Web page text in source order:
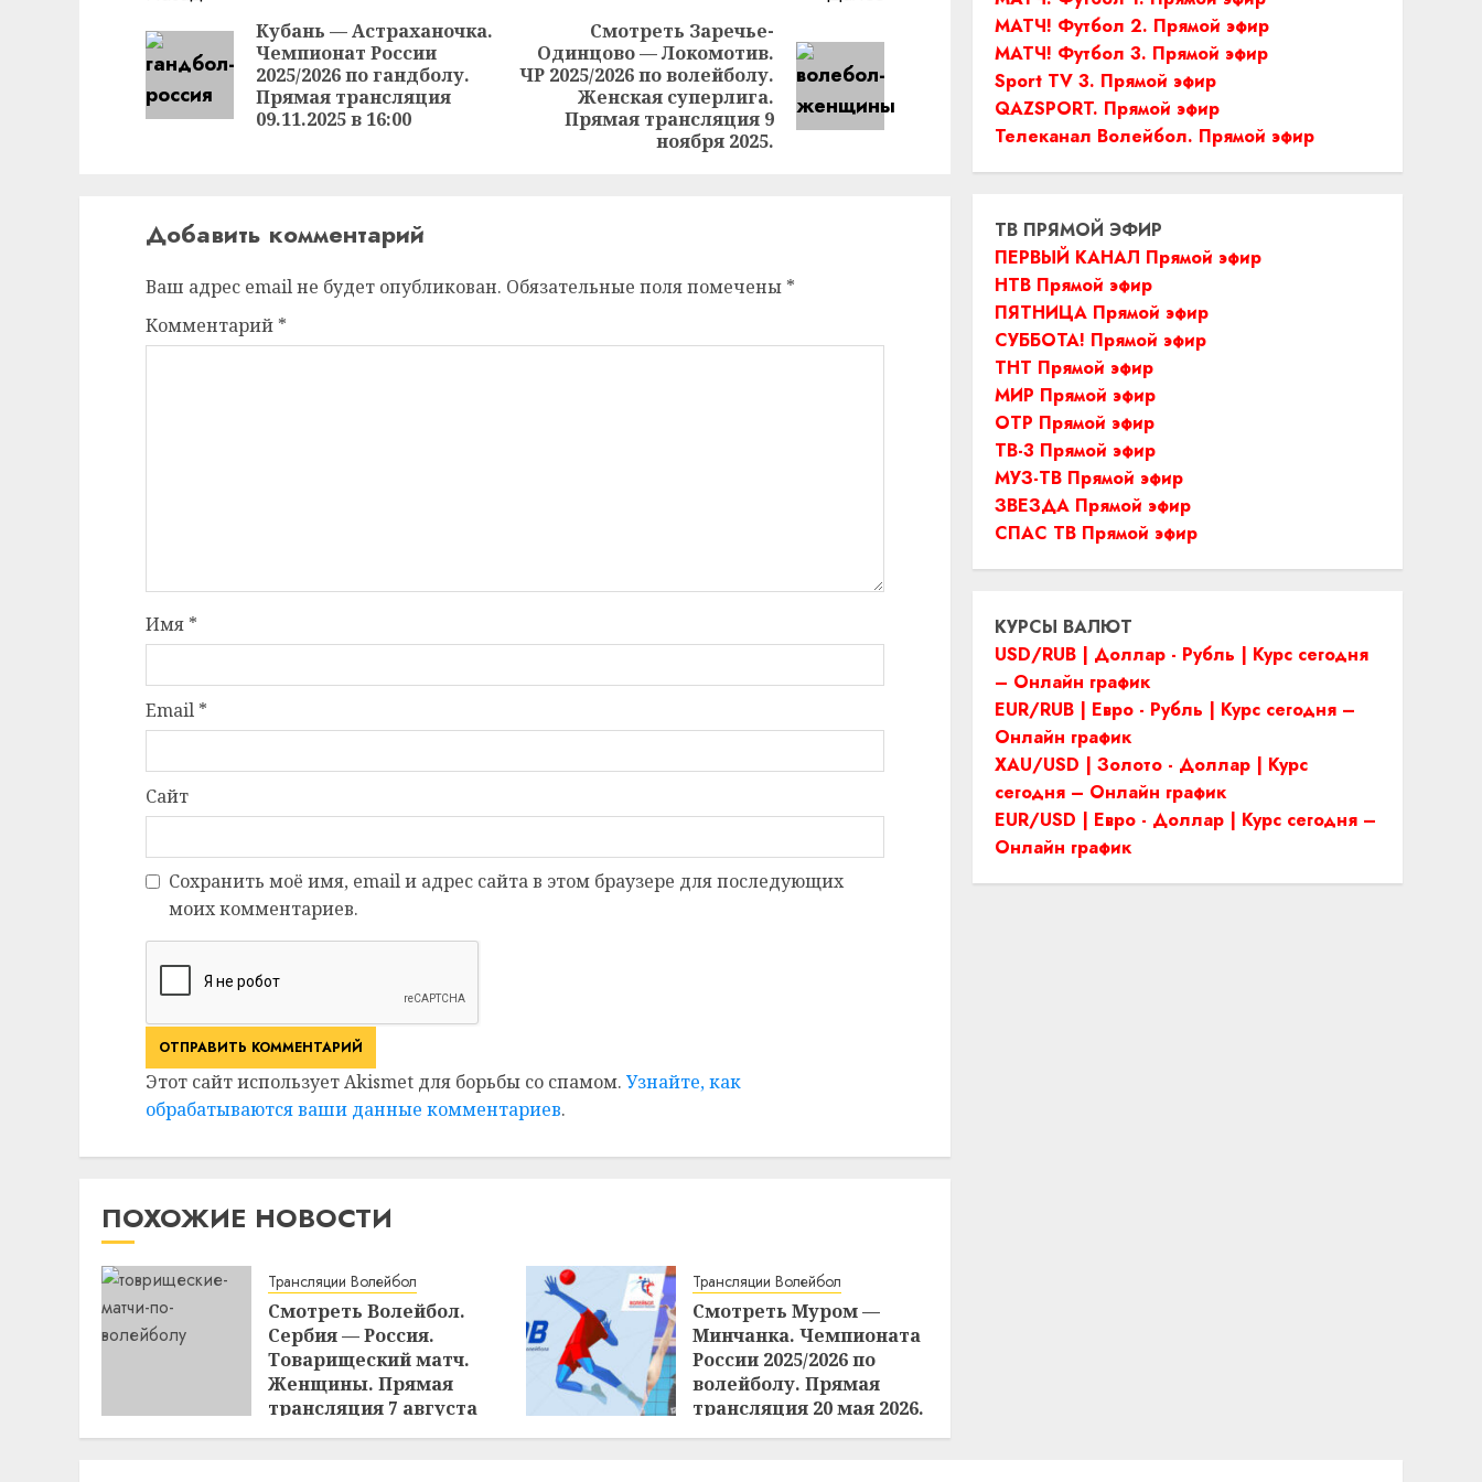
чтение
Предыдущая
запись:
Кубань — Астраханочка.
Чемпионат России
2025/2026 по гандболу.
Прямая трансляция
09.11.2025 в 16:00
Следующая
запись:
Смотреть Заречье-
Одинцово — Локомотив.
ЧР 2025/2026 по волейболу.
Женская суперлига.
Прямая трансляция 9
ноября 2025.
Добавить комментарий
Ваш адрес email не будет опубликован. Обязательные поля помечены *
Комментарий *
Имя *
Email *
Сайт
Сохранить моё имя, email и адрес сайта в этом браузере для последующих
моих комментариев.
Этот сайт использует Akismet для борьбы со спамом. Узнайте, как
обрабатываются ваши данные комментариев.
ПОХОЖИЕ НОВОСТИ
Трансляции Волейбол
Смотреть Волейбол.
Сербия — Россия.
Товарищеский матч.
Женщины. Прямая
трансляция 7 августа
2026.
Трансляции Волейбол
Смотреть Муром —
Минчанка. Чемпионата
России 2025/2026 по
волейболу. Прямая
трансляция 20 мая 2026.
15:09 20.05.2026
МАТЧ! Футбол 2. Прямой эфир
МАТЧ! Футбол 3. Прямой эфир
Sport TV 3. Прямой эфир
QAZSPORT. Прямой эфир
Телеканал Волейбол. Прямой эфир
ТВ ПРЯМОЙ ЭФИР
ПЕРВЫЙ КАНАЛ Прямой эфир
НТВ Прямой эфир
ПЯТНИЦА Прямой эфир
СУББОТА! Прямой эфир
ТНТ Прямой эфир
МИР Прямой эфир
ОТР Прямой эфир
ТВ-3 Прямой эфир
МУЗ-ТВ Прямой эфир
ЗВЕЗДА Прямой эфир
СПАС ТВ Прямой эфир
КУРСЫ ВАЛЮТ
USD/RUB | Доллар - Рубль | Курс сегодня
– Онлайн график
EUR/RUB | Евро - Рубль | Курс сегодня –
Онлайн график
XAU/USD | Золото - Доллар | Курс
сегодня – Онлайн график
EUR/USD | Евро - Доллар | Курс сегодня –
Онлайн график